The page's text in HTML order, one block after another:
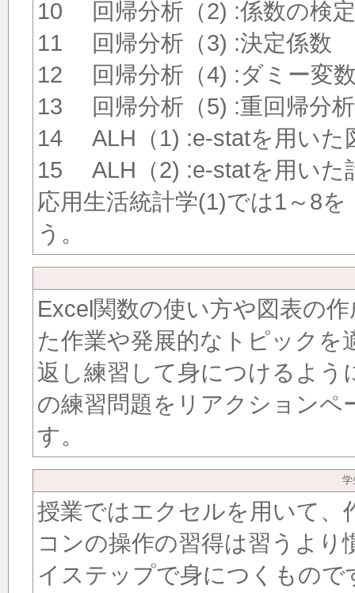
10 回帰分析（2) :係数の検定
11 回帰分析（3) :決定係数
12 回帰分析（4) :ダミー変
13 回帰分析（5) :重回帰分析
14 ALH（1) :e-statを用いた
15 ALH（2) :e-statを用いた
応用生活統計学(1)では1～8
う。
Excel関数の使い方や図表の
た作業や発展的なトピックを
返し練習して身につけるよ
の練習問題をリアクション
す。
学
授業ではエクセルを用いて、
コンの操作の習得は習うよ
イステップで身につくもの